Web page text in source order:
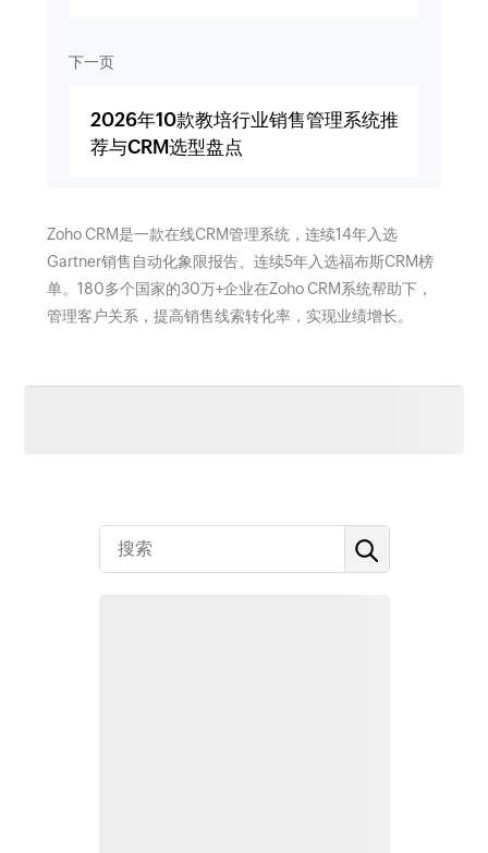
下一页
2026年10款教培行业销售管理系统推
荐与CRM选型盘点
Zoho CRM是一款在线CRM管理系统，连续14年入选
Gartner销售自动化象限报告、连续5年入选福布斯CRM榜
单。180多个国家的30万+企业在Zoho CRM系统帮助下，
管理客户关系，提高销售线索转化率，实现业绩增长。